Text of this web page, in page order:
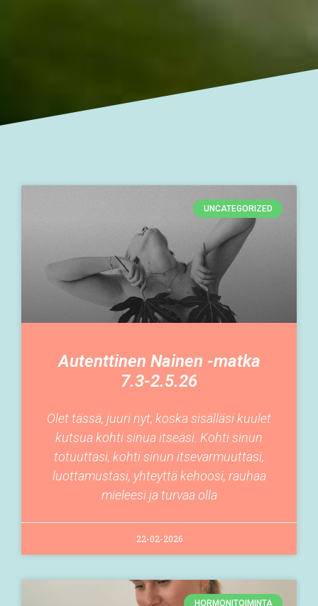
UNCATEGORIZED
Autenttinen Nainen -matka
7.3-2.5.26
Olet tässä, juuri nyt, koska sisälläsi kuulet
kutsua kohti sinua itseäsi. Kohti sinun
totuuttasi, kohti sinun itsevarmuuttasi,
luottamustasi, yhteyttä kehoosi, rauhaa
mieleesi ja turvaa olla
22-02-2026
HORMONITOIMINTA